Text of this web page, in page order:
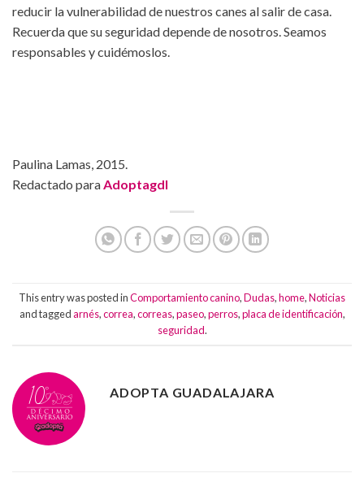
reducir la vulnerabilidad de nuestros canes al salir de casa.
Recuerda que su seguridad depende de nosotros. Seamos
responsables y cuidémoslos.
Paulina Lamas, 2015.
Redactado para Adoptagdl
This entry was posted inComportamiento canino,Dudas,home,Noticias
and taggedarnés,correa,correas,paseo,perros,placa de identificación,
seguridad.
ADOPTA GUADALAJARA